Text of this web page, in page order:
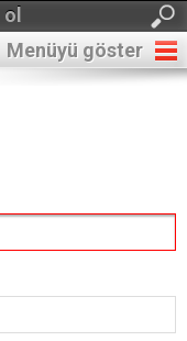
Menüyü göster